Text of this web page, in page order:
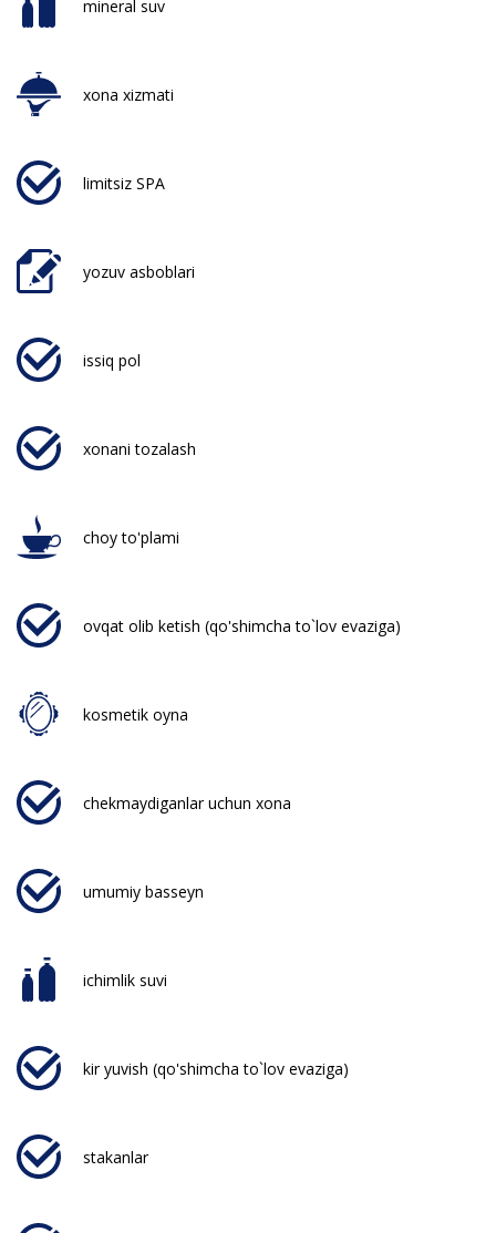
mineral suv
xona xizmati
limitsiz SPA
yozuv asboblari
issiq pol
xonani tozalash
choy to'plami
ovqat olib ketish (qo'shimcha to`lov evaziga)
kosmetik oyna
chekmaydiganlar uchun xona
umumiy basseyn
ichimlik suvi
kir yuvish (qo'shimcha to`lov evaziga)
stakanlar